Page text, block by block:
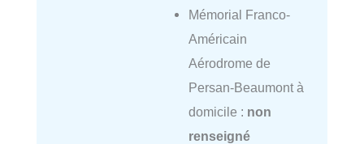
Mémorial Franco-
Américain
Aérodrome de
Persan-Beaumont à
domicile : non
renseigné